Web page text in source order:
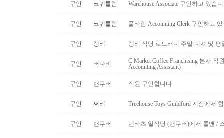
구인 코퀴틀람 Warehouse Associate 구인하고 있습
구인 코퀴틀람 풀타임 Accounting Clerk 구인하고
구인 랭리 랭리 식당 로드러너 주말 디셔 및
구인 버나비
C Market Coffee Franchising 본사 직
Accounting Assistant)
구인 밴쿠버 직원 구인합니다
구인 써리 Treehouse Toys Guildford 지점에서
구인 밴쿠버 텐타츠 일식당 (밴쿠버)에서 롤맨 /